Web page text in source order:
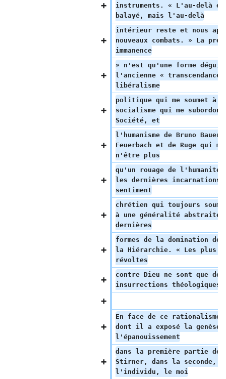
instruments. « L'au-delà
balayé, mais l'au-delà
intérieur reste et nous
nouveaux combats. » La
immanence
» n'est qu'une forme
l'ancienne «
libéralisme
politique qui me soumet
socialisme qui me
Société, et
l'humanisme de Bruno
Feuerbach et de Ruge qui
n'être plus
qu'un rouage de l'humanité
les dernières incarnations
sentiment
chrétien qui toujours
à une généralité
dernières
formes de la domination
la Hiérarchie. « Les plus
révoltes
contre Dieu ne sont que
insurrections théologiques.
En face de ce
dont il a exposé la
l'épanouissement
dans la première partie de
Stirner, dans la seconde,
l'individu, le moi